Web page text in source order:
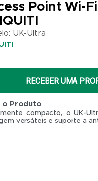
Point Wi-
UK-Ultra
RECEBER UMA
o Produto
compacto, o UK-
versáteis e suporte a